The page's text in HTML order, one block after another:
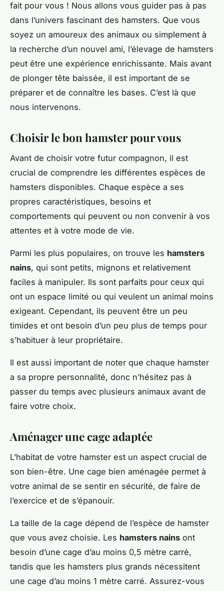
fait pour vous ! Nous allons vous guider pas à pas
dans l’univers fascinant des hamsters. Que vous
soyez un amoureux des animaux ou simplement à
la recherche d’un nouvel ami, l’élevage de hamsters
peut être une expérience enrichissante. Mais avant
de plonger tête baissée, il est important de se
préparer et de connaître les bases. C’est là que
nous intervenons.
Choisir le bon hamster pour vous
Avant de choisir votre futur compagnon, il est
crucial de comprendre les différentes espèces de
hamsters disponibles. Chaque espèce a ses
propres caractéristiques, besoins et
comportements qui peuvent ou non convenir à vos
attentes et à votre mode de vie.
Parmi les plus populaires, on trouve les hamsters
nains, qui sont petits, mignons et relativement
faciles à manipuler. Ils sont parfaits pour ceux qui
ont un espace limité ou qui veulent un animal moins
exigeant. Cependant, ils peuvent être un peu
timides et ont besoin d’un peu plus de temps pour
s’habituer à leur propriétaire.
Il est aussi important de noter que chaque hamster
a sa propre personnalité, donc n’hésitez pas à
passer du temps avec plusieurs animaux avant de
faire votre choix.
Aménager une cage adaptée
L’habitat de votre hamster est un aspect crucial de
son bien-être. Une cage bien aménagée permet à
votre animal de se sentir en sécurité, de faire de
l’exercice et de s’épanouir.
La taille de la cage dépend de l’espèce de hamster
que vous avez choisie. Les hamsters nains ont
besoin d’une cage d’au moins 0,5 mètre carré,
tandis que les hamsters plus grands nécessitent
une cage d’au moins 1 mètre carré. Assurez-vous